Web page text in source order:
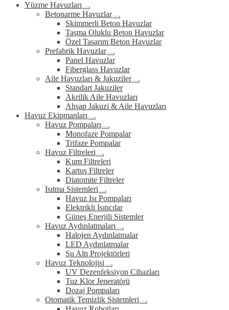
Yüzme Havuzları
Expand
child
menu
Betonarme Havuzlar
Expand
child
menu
Skimmerli Beton Havuzlar
Taşma Oluklu Beton Havuzlar
Özel Tasarım Beton Havuzlar
Prefabrik Havuzlar
Expand
child
menu
Panel Havuzlar
Fiberglass Havuzlar
Aile Havuzları & Jakuziler
Expand
menu
Standart Jakuziler
Akrilik Aile Havuzları
Ahşap Jakuzi & Aile Havuzları
Havuz Ekipmanları
Expand
child
menu
Havuz Pompaları
Expand
child
menu
Monofaze Pompalar
Trifaze Pompalar
Havuz Filtreleri
Expand
child
menu
Kum Filtreleri
Kartuş Filtreler
Diatomite Filtreler
Isıtma Sistemleri
Expand
child
menu
Havuz Isı Pompaları
Elektrikli Isıtıcılar
Güneş Enerjili Sistemler
Havuz Aydınlatmaları
Expand
child
menu
Halojen Aydınlatmalar
LED Aydınlatmalar
Su Altı Projektörleri
Havuz Teknolojisi
Expand
child
menu
UV Dezenfeksiyon Cihazları
Tuz Klor Jeneratörü
Dozaj Pompaları
Otomatik Temizlik Sistemleri
Expand